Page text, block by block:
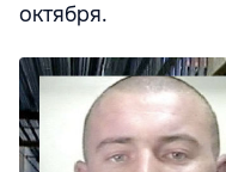
октября.